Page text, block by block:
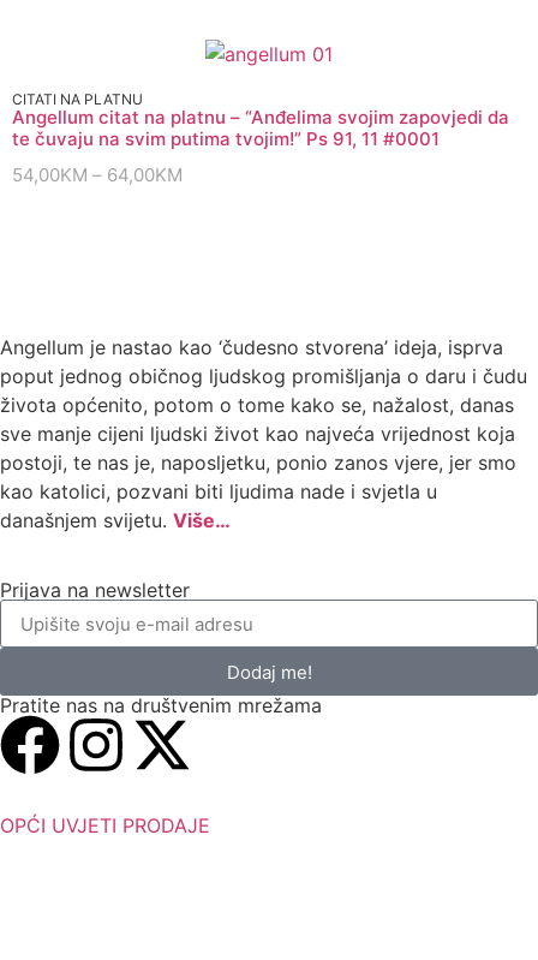
CITATI NA PLATNU
Angellum citat na platnu – “Anđelima svojim zapovjedi da
te čuvaju na svim putima tvojim!” Ps 91, 11 #0001
54,00KM – 64,00KM
Angellum je nastao kao ‘čudesno stvorena’ ideja, isprva
poput jednog običnog ljudskog promišljanja o daru i čudu
života općenito, potom o tome kako se, nažalost, danas
sve manje cijeni ljudski život kao najveća vrijednost koja
postoji, te nas je, naposljetku, ponio zanos vjere, jer smo
kao katolici, pozvani biti ljudima nade i svjetla u
današnjem svijetu. Više…
Prijava na newsletter
Dodaj me!
Pratite nas na društvenim mrežama
OPĆI UVJETI PRODAJE